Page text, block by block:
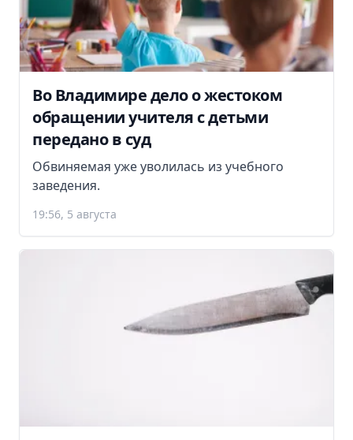
Во Владимире дело о жестоком
обращении учителя с детьми
передано в суд
Обвиняемая уже уволилась из учебного
заведения.
19:56, 5 августа